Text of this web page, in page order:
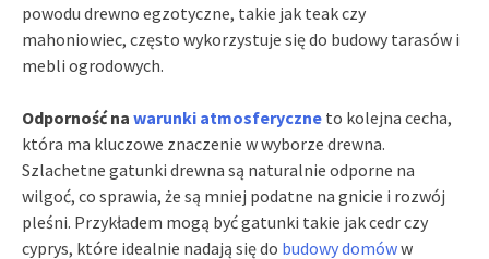
powodu drewno egzotyczne, takie jak teak czy
mahoniowiec, często wykorzystuje się do budowy tarasów i
mebli ogrodowych.
Odporność na warunki atmosferyczne to kolejna cecha,
która ma kluczowe znaczenie w wyborze drewna.
Szlachetne gatunki drewna są naturalnie odporne na
wilgoć, co sprawia, że są mniej podatne na gnicie i rozwój
pleśni. Przykładem mogą być gatunki takie jak cedr czy
cyprys, które idealnie nadają się do budowy domóww